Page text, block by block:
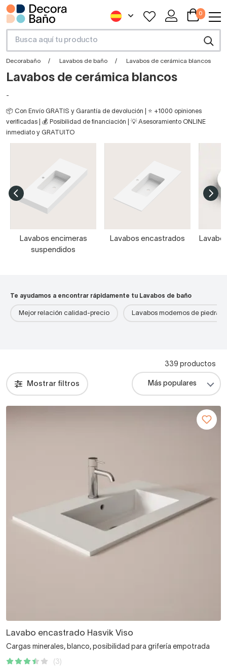
0
Decorabaño Lavabos de baño Lavabos de cerámica blancos
Lavabos de cerámica blancos
-
📦 Con Envío GRATIS y Garantía de devolución | ⭐ +1000 opiniones
verificadas | 💰 Posibilidad de financiación | 💡 Asesoramiento ONLINE
inmediato y GRATUITO
Lavabos encimeras
suspendidos
Lavabos encastrados
Te ayudamos a encontrar rápidamente tu Lavabos de baño
Mejor relación calidad-precio Lavabos modernos de piedra
Mostrar filtros
339 productos
Lavabo encastrado Hasvik Viso
Cargas minerales, blanco, posibilidad para grifería empotrada
(3)